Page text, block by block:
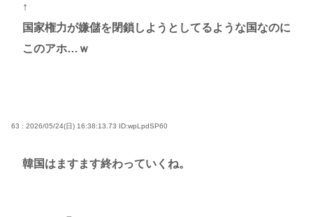
↑
国家権力が嫌儲を閉鎖しようとしてるような国なのに
このアホ…ｗ
63 : 2026/05/24(日) 16:38:13.73 ID:wpLpdSP60
韓国はますます終わっていくね。